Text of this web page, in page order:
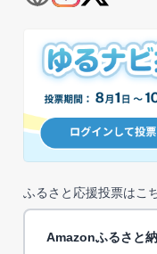
ふるさと応援投票はこ
Amazonふるさと